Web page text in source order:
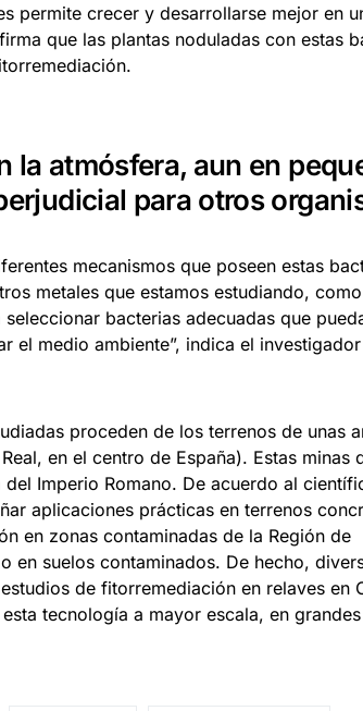
permite crecer y desarrollarse mejor en
que las plantas noduladas con estas
la atmósfera, aun en
para otros
mecanismos que poseen estas
metales que estamos estudiando,
bacterias adecuadas que
el medio ambiente”, indica el
proceden de los terrenos de unas
en el centro de España). Estas minas
Imperio Romano. De acuerdo al
aplicaciones prácticas en terrenos
en zonas contaminadas de la Región de
en suelos contaminados. De hecho,
de fitorremediación en relaves en
tecnología a mayor escala, en grandes